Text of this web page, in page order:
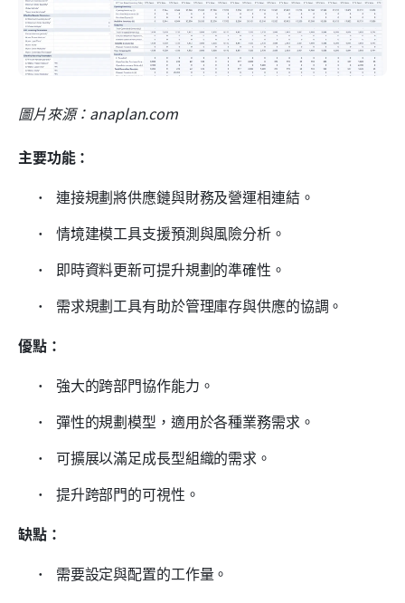
圖片來源：anaplan.com
主要功能：
連接規劃將供應鏈與財務及營運相連結。
情境建模工具支援預測與風險分析。
即時資料更新可提升規劃的準確性。
需求規劃工具有助於管理庫存與供應的協調。
優點：
強大的跨部門協作能力。
彈性的規劃模型，適用於各種業務需求。
可擴展以滿足成長型組織的需求。
提升跨部門的可視性。
缺點：
需要設定與配置的工作量。